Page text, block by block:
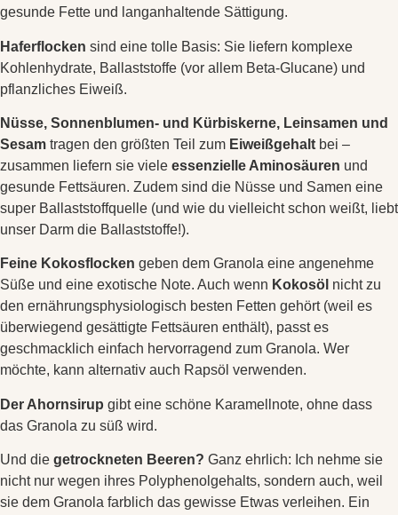
gesunde Fette und langanhaltende Sättigung.
Haferflocken sind eine tolle Basis: Sie liefern komplexe
Kohlenhydrate, Ballaststoffe (vor allem Beta-Glucane) und
pflanzliches Eiweiß.
Nüsse, Sonnenblumen- und Kürbiskerne, Leinsamen und
Sesam tragen den größten Teil zum Eiweißgehalt bei –
zusammen liefern sie viele essenzielle Aminosäuren und
gesunde Fettsäuren. Zudem sind die Nüsse und Samen eine
super Ballaststoffquelle (und wie du vielleicht schon weißt, liebt
unser Darm die Ballaststoffe!).
Feine Kokosflocken geben dem Granola eine angenehme
Süße und eine exotische Note. Auch wenn Kokosöl nicht zu
den ernährungsphysiologisch besten Fetten gehört (weil es
überwiegend gesättigte Fettsäuren enthält), passt es
geschmacklich einfach hervorragend zum Granola. Wer
möchte, kann alternativ auch Rapsöl verwenden.
Der Ahornsirup gibt eine schöne Karamellnote, ohne dass
das Granola zu süß wird.
Und die getrockneten Beeren? Ganz ehrlich: Ich nehme sie
nicht nur wegen ihres Polyphenolgehalts, sondern auch, weil
sie dem Granola farblich das gewisse Etwas verleihen. Ein